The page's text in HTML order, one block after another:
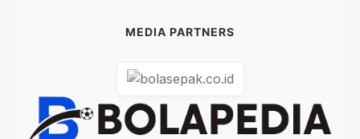
MEDIA PARTNERS